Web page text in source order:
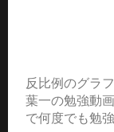
反比例のグラ
葉一の勉強動
で何度でも勉